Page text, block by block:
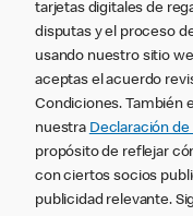
tarjetas digitales de
disputas y el proceso
usando nuestro sitio
aceptas el acuerdo
Condiciones. También
nuestra Declaración de
propósito de reflejar
con ciertos socios
publicidad relevante.